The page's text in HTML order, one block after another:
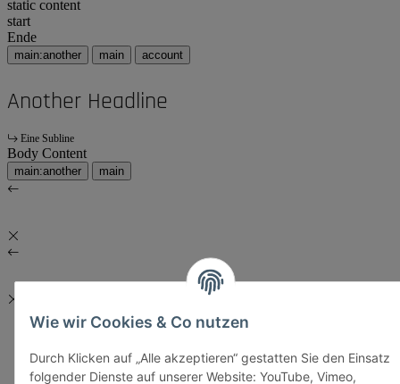
Wie wir Cookies & Co nutzen
Durch Klicken auf „Alle akzeptieren“ gestatten Sie den Einsatz
folgender Dienste auf unserer Website: YouTube, Vimeo,
static content
start
Ende
main:another main account
Another Headline
Eine Subline
Body Content
main:another main